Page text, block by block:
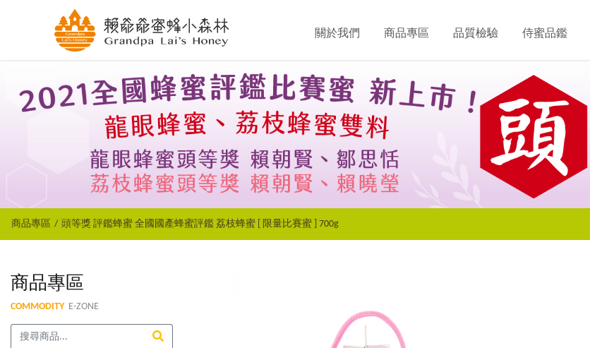
關於我們 商品專區 品質檢驗 侍蜜品鑑
商品專區 頭等獎 評鑑蜂蜜 全國國產蜂蜜評鑑 荔枝蜂蜜 [ 限量比賽蜜 ] 700g
商品專區
COMMODITY E-ZONE